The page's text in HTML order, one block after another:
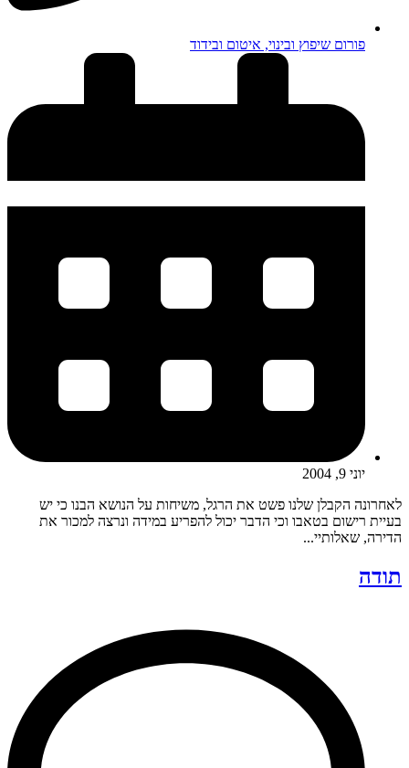
פורום שיפוץ ובינוי, איטום ובידוד
יוני 9, 2004
לאחרונה הקבלן שלנו פשט את הרגל, משיחות על הנושא הבנו כי יש
בעיית רישום בטאבו וכי הדבר יכול להפריע במידה ונרצה למכור את
הדירה, שאלותיי...
תודה